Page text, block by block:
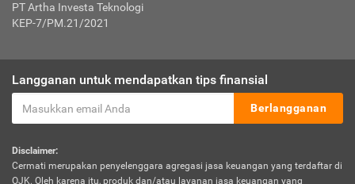
PT Artha Investa Teknologi
KEP-7/PM.21/2021
Langganan untuk mendapatkan tips finansial
Berlangganan
Disclaimer:
Cermati merupakan penyelenggara agregasi jasa keuangan yang terdaftar di
OJK. Oleh karena itu, produk dan/atau layanan jasa keuangan yang